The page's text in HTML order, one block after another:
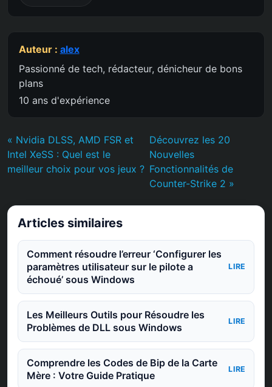
Auteur : alex
Passionné de tech, rédacteur, dénicheur de bons
plans
10 ans d'expérience
« Nvidia DLSS, AMD FSR et
Intel XeSS : Quel est le
meilleur choix pour vos jeux ?
Découvrez les 20
Nouvelles
Fonctionnalités de
Counter-Strike 2 »
Articles similaires
Comment résoudre l’erreur ‘Configurer les
paramètres utilisateur sur le pilote a
échoué’ sous Windows
LIRE
Les Meilleurs Outils pour Résoudre les
Problèmes de DLL sous Windows
LIRE
Comprendre les Codes de Bip de la Carte
Mère : Votre Guide Pratique
LIRE